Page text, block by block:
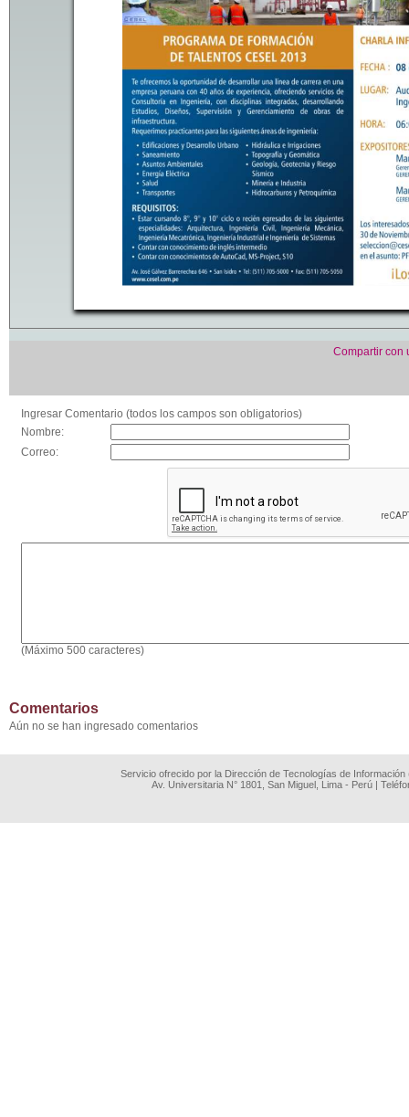
Compartir con
Ingresar Comentario (todos los campos son obligatorios)
Nombre:
Correo:
(Máximo 500 caracteres)
Comentarios
Aún no se han ingresado comentarios
Servicio ofrecido por la Dirección de Tecnologías de
Av. Universitaria N° 1801, San Miguel, Lima - Perú |